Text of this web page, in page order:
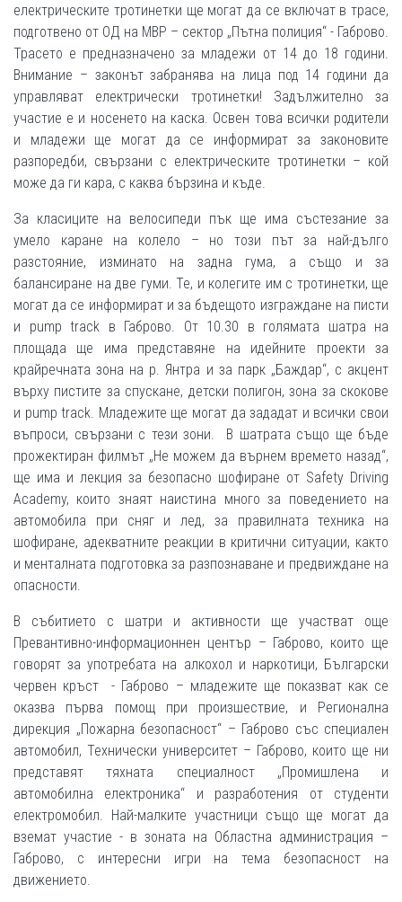
електрическите тротинетки ще могат да се включат в трасе,
подготвено от ОД на МВР – сектор „Пътна полиция“ - Габрово.
Трасето е предназначено за младежи от 14 до 18 години.
Внимание – законът забранява на лица под 14 години да
управляват електрически тротинетки! Задължително за
участие е и носенето на каска. Освен това всички родители
и младежи ще могат да се информират за законовите
разпоредби, свързани с електрическите тротинетки – кой
може да ги кара, с каква бързина и къде.
За класиците на велосипеди пък ще има състезание за
умело каране на колело – но този път за най-дълго
разстояние, изминато на задна гума, а също и за
балансиране на две гуми. Те, и колегите им с тротинетки, ще
могат да се информират и за бъдещото изграждане на писти
и pump track в Габрово. От 10.30 в голямата шатра на
площада ще има представяне на идейните проекти за
крайречната зона на р. Янтра и за парк „Баждар“, с акцент
върху пистите за спускане, детски полигон, зона за скокове
и pump track. Младежите ще могат да зададат и всички свои
въпроси, свързани с тези зони. В шатрата също ще бъде
прожектиран филмът „Не можем да върнем времето назад“,
ще има и лекция за безопасно шофиране от Safety Driving
Academy, които знаят наистина много за поведението на
автомобила при сняг и лед, за правилната техника на
шофиране, адекватните реакции в критични ситуации, както
и менталната подготовка за разпознаване и предвиждане на
опасности.
В събитието с шатри и активности ще участват още
Превантивно-информационнен център – Габрово, които ще
говорят за употребата на алкохол и наркотици, Български
червен кръст - Габрово – младежите ще показват как се
оказва първа помощ при произшествие, и Регионална
дирекция „Пожарна безопасност“ – Габрово със специален
автомобил, Технически университет – Габрово, които ще ни
представят тяхната специалност „Промишлена и
автомобилна електроника“ и разработения от студенти
електромобил. Най-малките участници също ще могат да
вземат участие - в зоната на Областна администрация –
Габрово, с интересни игри на тема безопасност на
движението.